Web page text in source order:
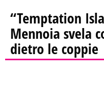
“Temptation
Mennoia svela
dietro le coppie